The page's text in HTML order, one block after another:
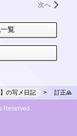
次へ
覧
の写メ日記 訂正🙏
Reserved.